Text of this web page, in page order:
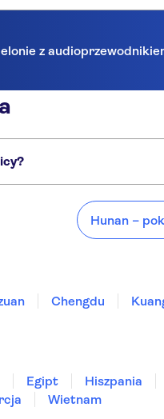
z
Hunan –
Chengdu
Egipt Hiszpania
Wietnam